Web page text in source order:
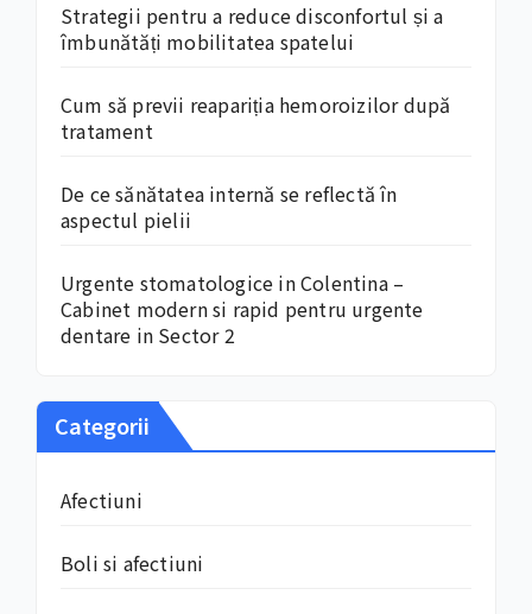
Strategii pentru a reduce disconfortul și a
îmbunătăți mobilitatea spatelui
Cum să previi reapariția hemoroizilor după
tratament
De ce sănătatea internă se reflectă în
aspectul pielii
Urgente stomatologice in Colentina –
Cabinet modern si rapid pentru urgente
dentare in Sector 2
Categorii
Afectiuni
Boli si afectiuni